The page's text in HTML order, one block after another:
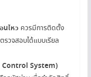
นไหวควรมีการติดตั้ง
วจสอบได้แบบเรียล
Control System)